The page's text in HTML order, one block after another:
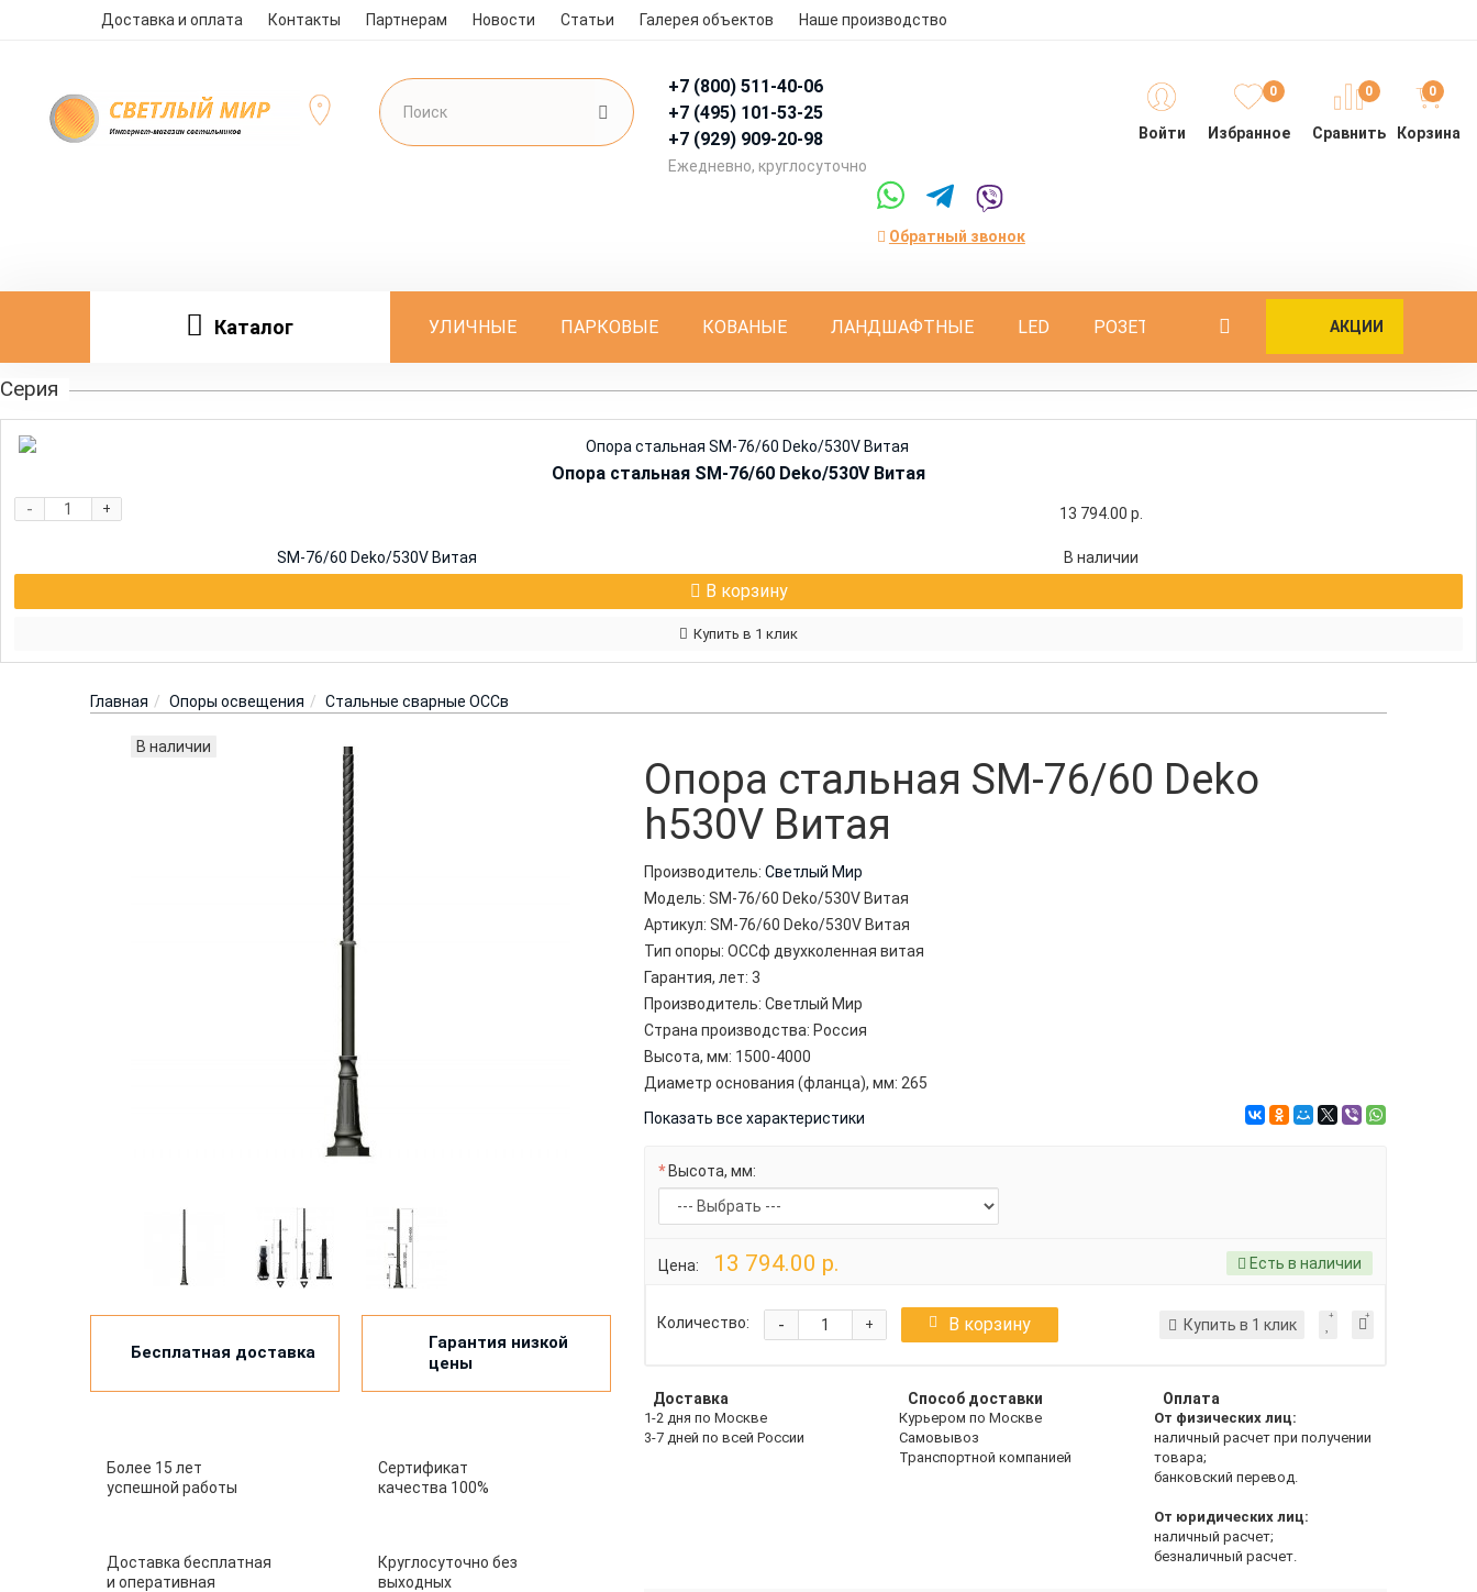
Доставка и оплата Контакты Партнерам Новости Статьи Галерея объектов Наше производство
+7 (800) 511-40-06
+7 (495) 101-53-25
+7 (929) 909-20-98
Eжедневно, круглосуточно
Обратный звонок
Войти Избранное
0
Сравнить
0
Корзина
0
Каталог УЛИЧНЫЕ ПАРКОВЫЕ КОВАНЫЕ ЛАНДШАФТНЫЕ LED РОЗЕТКИ ОПОРЫ ИНТЕРЬЕРНЫЕ
АКЦИИ
Серия
Опора стальная SM-76/60 Deko/530V Витая
- + 13 794.00 р.
SM-76/60 Deko/530V Витая В наличии
В корзину
Купить в 1 клик
Главная Опоры освещения Стальные сварные ОССв
В наличии
Бесплатная доставка
Гарантия низкой
цены
Более 15 лет
успешной работы
Сертификат
качества 100%
Доставка бесплатная
и оперативная
Круглосуточно без
выходных
Опора стальная SM-76/60 Deko
h530V Витая
Производитель: Светлый Мир
Модель: SM-76/60 Deko/530V Витая
Артикул: SM-76/60 Deko/530V Витая
Тип опоры: ОССф двухколенная витая
Гарантия, лет: 3
Производитель: Светлый Мир
Страна производства: Россия
Высота, мм: 1500-4000
Диаметр основания (фланца), мм: 265
Показать все характеристики
Высота, мм:
Цена: 13 794.00 р. Есть в наличии
Количество: +
- В корзину Купить в 1 клик
Доставка
1-2 дня по Москве
3-7 дней по всей России
Способ доставки
Курьером по Москве
Самовывоз
Транспортной компанией
Оплата
От физических лиц:
наличный расчет при получении
товара;
банковский перевод.
От юридических лиц:
наличный расчет;
безналичный расчет.